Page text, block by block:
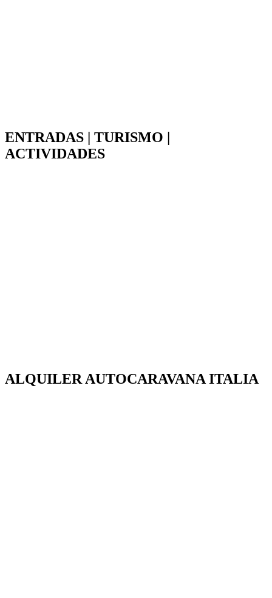
ENTRADAS | TURISMO |
ACTIVIDADES
ALQUILER AUTOCARAVANA ITALIA